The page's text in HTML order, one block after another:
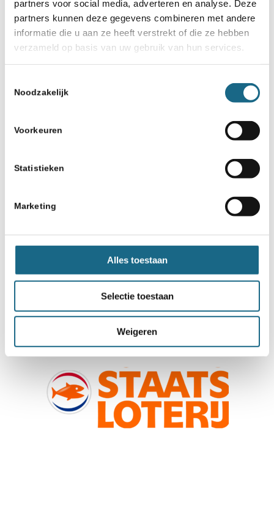
partners voor social media, adverteren en analyse. Deze
partners kunnen deze gegevens combineren met andere
informatie die u aan ze heeft verstrekt of die ze hebben
verzameld op basis van uw gebruik van hun services.
Noodzakelijk
Voorkeuren
Statistieken
Marketing
Alles toestaan
Selectie toestaan
Weigeren